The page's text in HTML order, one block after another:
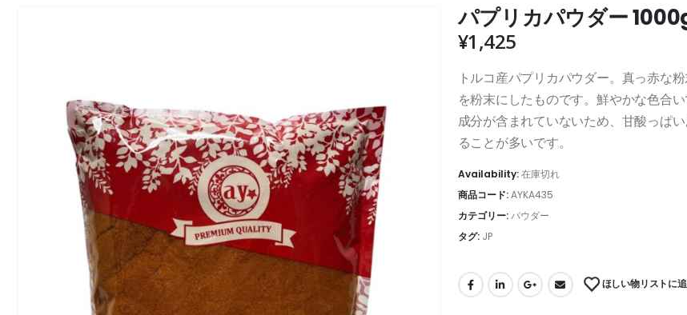
パプリカパウダー
¥1,425
トルコ産パプリカパウダー。真っ赤な
を粉末にしたものです。鮮やかな色合
成分が含まれていないため、甘酸っぱ
ることが多いです。
Availability:在庫切れ
商品コード:AYKA435
カテゴリー:パウダー
タグ: JP
ほしい物リストに